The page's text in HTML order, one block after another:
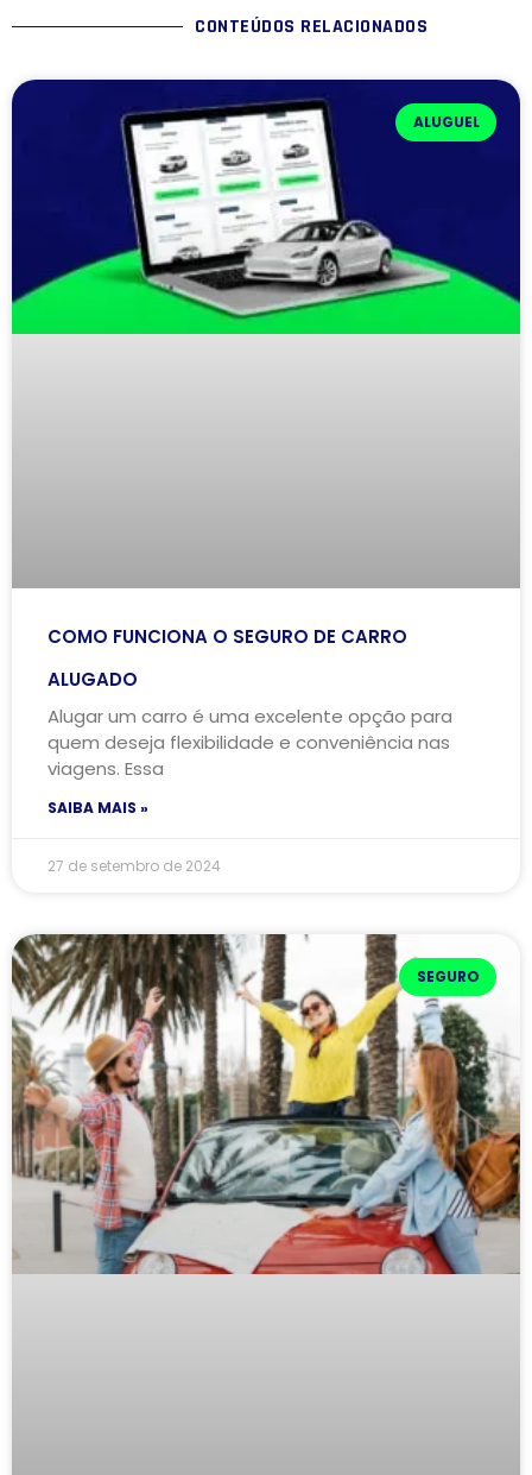
CONTEÚDOS RELACIONADOS
ALUGUEL
COMO FUNCIONA O SEGURO DE CARRO
ALUGADO
Alugar um carro é uma excelente opção para
quem deseja flexibilidade e conveniência nas
viagens. Essa
SAIBA MAIS »
27 de setembro de 2024
SEGURO